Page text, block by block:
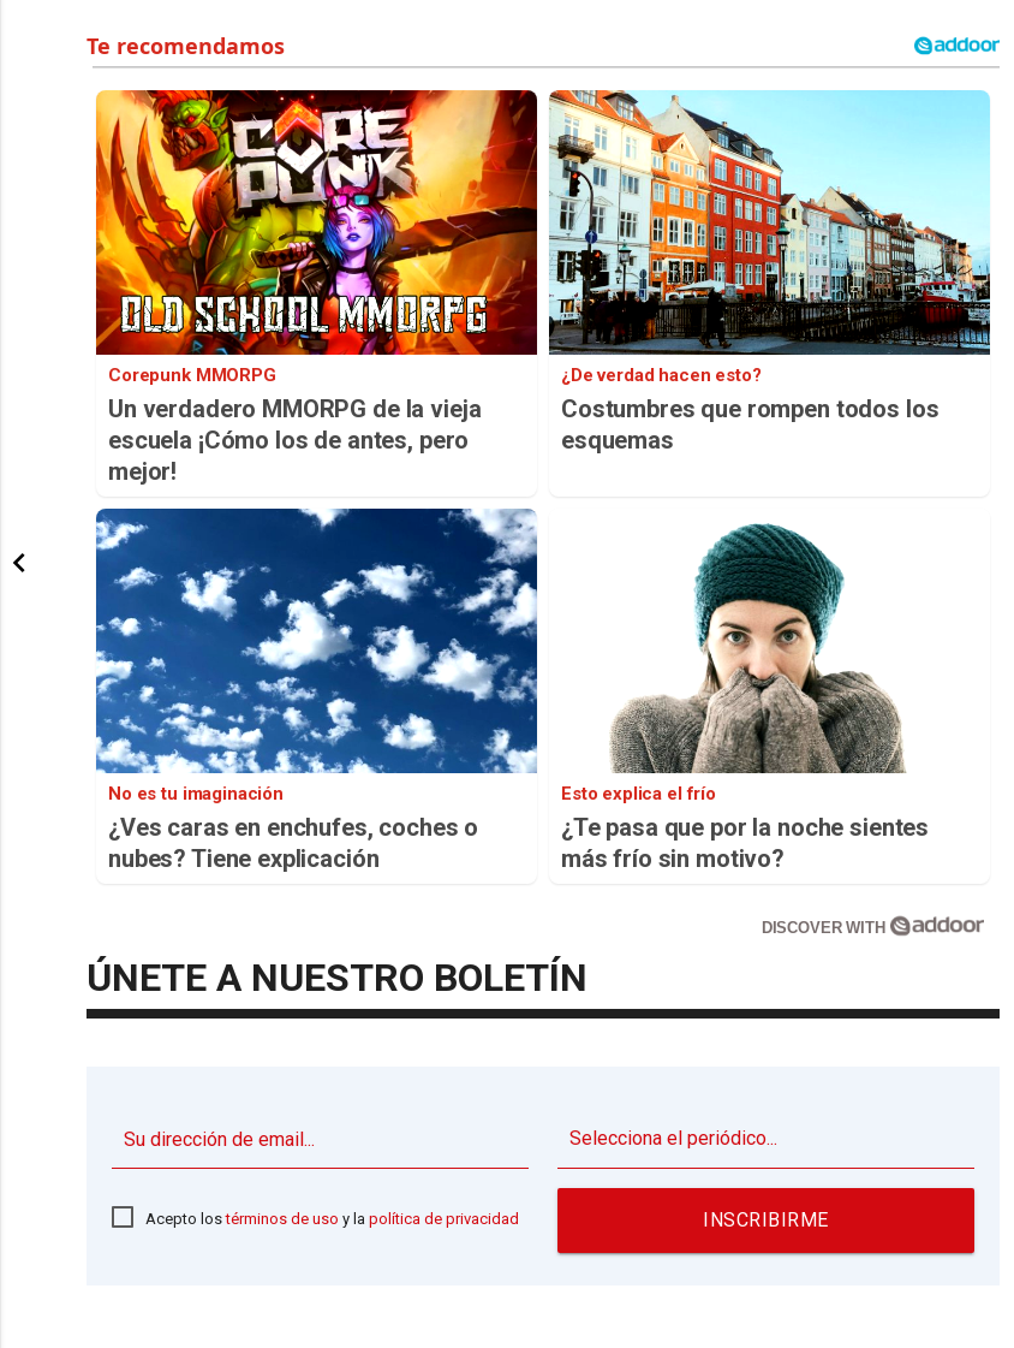
Corepunk MMORPG
Un verdadero MMORPG de la vieja
escuela ¡Cómo los de antes, pero
mejor!
¿De verdad hacen esto?
Costumbres que rompen todos los
esquemas
No es tu imaginación
¿Ves caras en enchufes, coches o
nubes? Tiene explicación
Esto explica el frío
¿Te pasa que por la noche sientes
más frío sin motivo?
DISCOVER WITH
ÚNETE A NUESTRO BOLETÍN
Acepto lostérminos de uso y la política de privacidad INSCRIBIRME